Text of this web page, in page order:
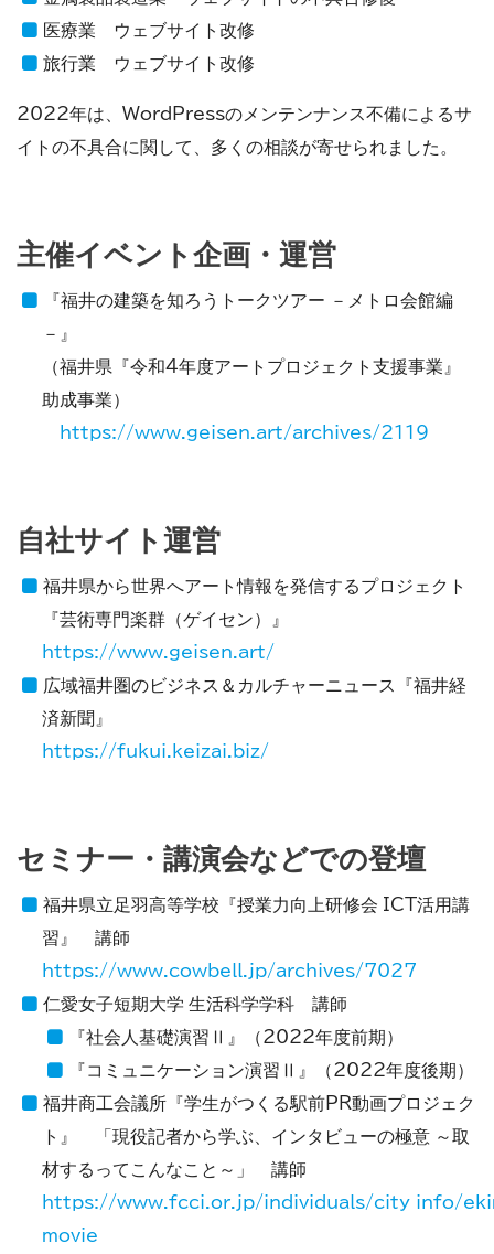
医療業 ウェブサイト改修
旅行業 ウェブサイト改修
2022年は、WordPressのメンテンナンス不備によるサ
イトの不具合に関して、多くの相談が寄せられました。
主催イベント企画・運営
『福井の建築を知ろうトークツアー －メトロ会館編
－』
（福井県『令和4年度アートプロジェクト支援事業』
助成事業）
https://www.geisen.art/archives/2119
自社サイト運営
福井県から世界へアート情報を発信するプロジェクト
『芸術専門楽群（ゲイセン）』
https://www.geisen.art/
広域福井圏のビジネス＆カルチャーニュース『福井経
済新聞』
https://fukui.keizai.biz/
セミナー・講演会などでの登壇
福井県立足羽高等学校『授業力向上研修会 ICT活用講
習』 講師
https://www.cowbell.jp/archives/7027
仁愛女子短期大学 生活科学学科 講師
『社会人基礎演習Ⅱ』（2022年度前期）
『コミュニケーション演習Ⅱ』（2022年度後期）
福井商工会議所『学生がつくる駅前PR動画プロジェク
ト』 「現役記者から学ぶ、インタビューの極意 ～取
材するってこんなこと～」 講師
https://www.fcci.or.jp/individuals/city_info/
movie